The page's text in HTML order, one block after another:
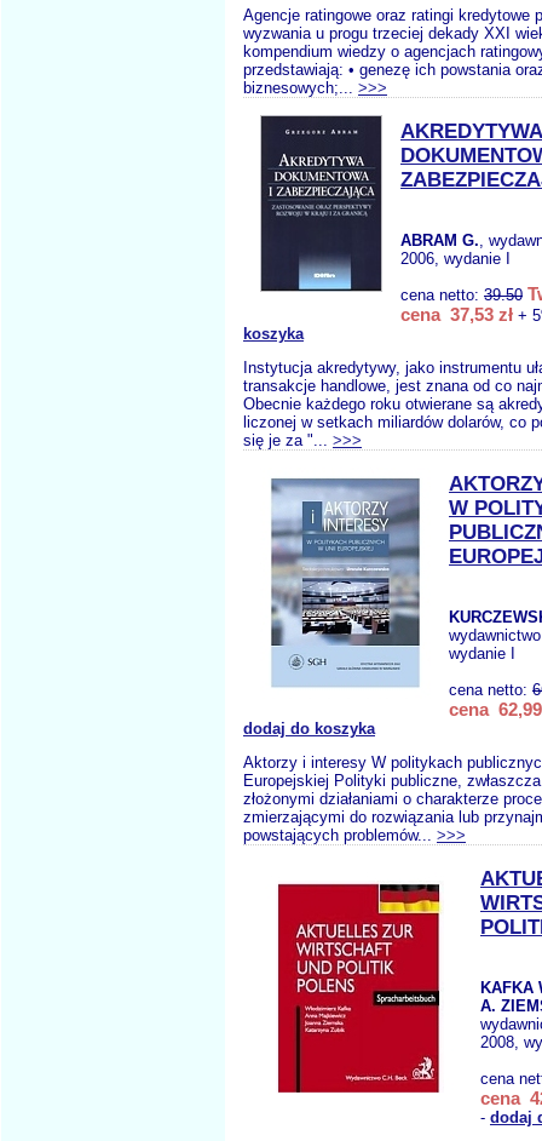
Agencje ratingowe oraz ratingi kredytowe
wyzwania u progu trzeciej dekady XXI
kompendium wiedzy o agencjach
przedstawiają: • genezę ich powstania
biznesowych;... >>>
AKREDYTYWA
ABRAM G.,
2006, wydanie I
cena netto: 39.50
cena 37,53 zł +
koszyka
Instytucja akredytywy, jako instrumentu
transakcje handlowe, jest znana od co
Obecnie każdego roku otwierane są
liczonej w setkach miliardów dolarów, co
się je za "... >>>
W
wydanie I
cena netto:
cena 62,99
dodaj do koszyka
Aktorzy i interesy W politykach
Europejskiej Polityki publiczne,
złożonymi działaniami o charakterze
zmierzającymi do rozwiązania lub
powstających problemów... >>>
KAFKA
A.
2008,
cena
cena
- dodaj